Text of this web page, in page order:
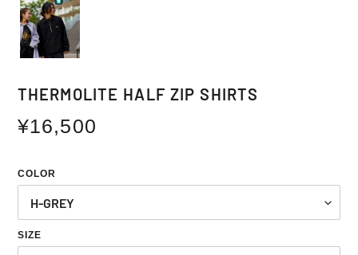
THERMOLITE HALF ZIP SHIRTS
通
格
¥16,500
COLOR
SIZE